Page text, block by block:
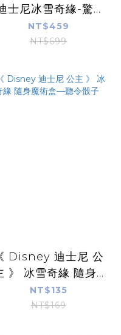
士尼冰雪奇緣-驚...
NT$459
NT$699
《 Disney 迪士尼 公
》 冰雪奇緣 隨身...
NT$135
NT$169